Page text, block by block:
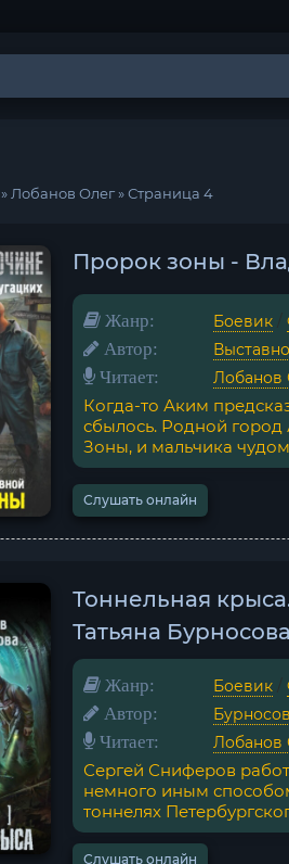
» Лобанов Олег » Страница 4
Пророк зоны -
Жанр: Боевик
Автор:
Читает: Лобанов
Когда-то Аким
сбылось. Родной город
Зоны, и мальчика чудом
Слушать онлайн
Тоннельная
Татьяна Бурносова
Жанр: Боевик
Автор:
Читает: Лобанов
Сергей Сниферов
немного иным
тоннелях
Слушать онлайн